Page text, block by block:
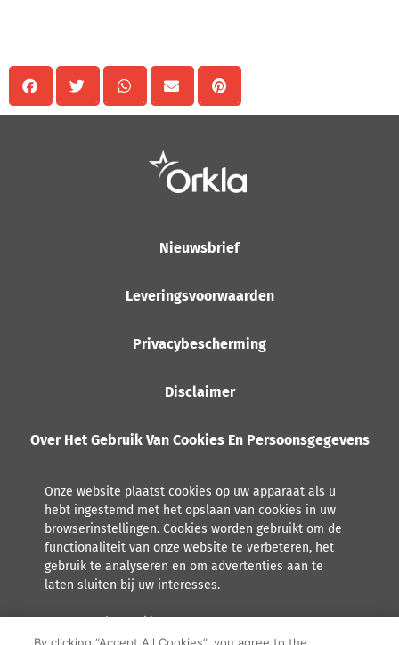
Nieuwsbrief
Leveringsvoorwaarden
Privacybescherming
Disclaimer
Over Het Gebruik Van Cookies En Persoonsgegevens
Onze website plaatst cookies op uw apparaat als u
hebt ingestemd met het opslaan van cookies in uw
browserinstellingen. Cookies worden gebruikt om de
functionaliteit van onze website te verbeteren, het
gebruik te analyseren en om advertenties aan te
laten sluiten bij uw interesses.
Lees meer over hoe Orkla met persoonsgegevens omgaat,
inclusief het recht tot inzage.